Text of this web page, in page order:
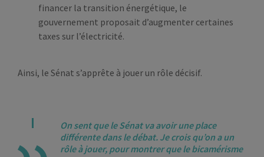
financer la transition énergétique, le
gouvernement proposait d’augmenter certaines
taxes sur l’électricité.
Ainsi, le Sénat s’apprête à jouer un rôle décisif.
On sent que le Sénat va avoir une place
différente dans le débat. Je crois qu’on a un
rôle à jouer, pour montrer que le bicamérisme